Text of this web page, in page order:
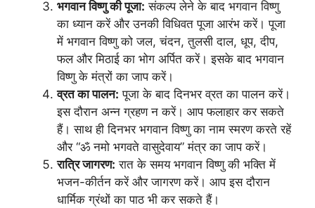
भगवान विष्णु की पूजा: संकल्प लेने के बाद भगवान विष्णु
का ध्यान करें और उनकी विधिवत पूजा आरंभ करें। पूजा
में भगवान विष्णु को जल, चंदन, तुलसी दाल, धूप, दीप,
फल और मिठाई का भोग अर्पित करें। इसके बाद भगवान
विष्णु के मंत्रों का जाप करें।
व्रत का पालन: पूजा के बाद दिनभर व्रत का पालन करें।
इस दौरान अन्न ग्रहण न करें। आप फलाहार कर सकते
हैं। साथ ही दिनभर भगवान विष्णु का नाम स्मरण करते रहें
और “ॐ नमो भगवते वासुदेवाय” मंत्र का जाप करें।
रात्रि जागरण: रात के समय भगवान विष्णु की भक्ति में
भजन-कीर्तन करें और जागरण करें। आप इस दौरान
धार्मिक ग्रंथों का पाठ भी कर सकते हैं।